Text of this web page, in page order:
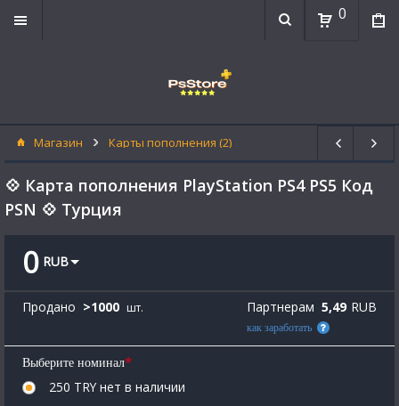
0
Магазин Карты пополнения (2)
💠 Карта пополнения PlayStation PS4 PS5 Код
PSN 💠 Турция
0 RUB
Продано >1000 шт. Партнерам 5,49 RUB
как заработать
Выберите номинал*
250 TRY нет в наличии